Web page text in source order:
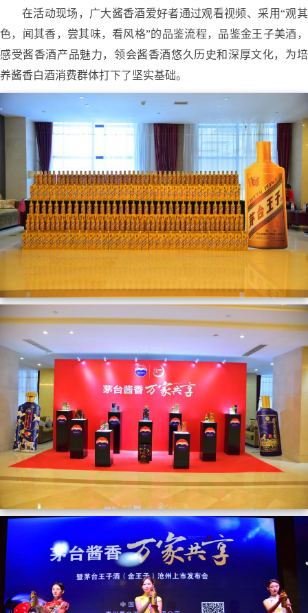
在活动现场，广大酱香酒爱好者通过观看视频、采用“观其
色，闻其香，尝其味，看风格”的品鉴流程，品鉴金王子美酒，
感受酱香酒产品魅力，领会酱香酒悠久历史和深厚文化，为培
养酱香白酒消费群体打下了坚实基础。